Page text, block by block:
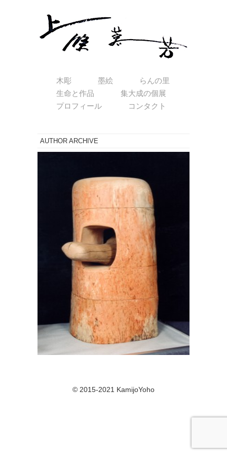
木彫 墨絵
らんの里
生命と作品
集大成の個展
プロフィール
コンタクト
AUTHOR ARCHIVE
© 2015-2021 KamijoYoho